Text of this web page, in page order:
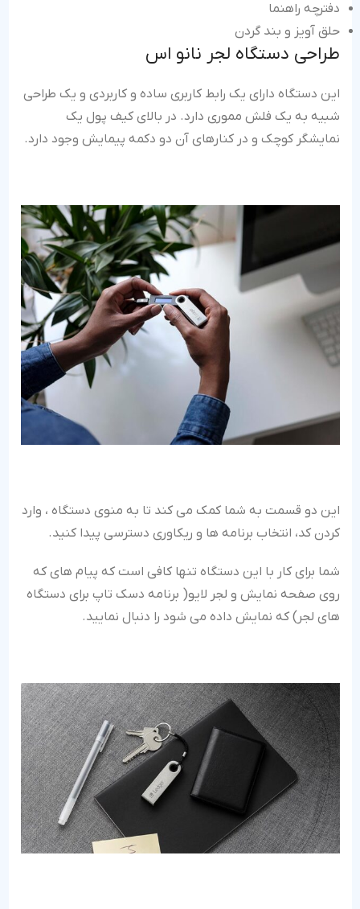
دفترچه راهنما
حلق آویز و بند گردن
طراحی دستگاه لجر نانو اس
این دستگاه دارای یک رابط کاربری ساده و کاربردی و یک طراحی
شبیه به یک فلش مموری دارد. در بالای کیف پول یک
نمایشگر کوچک و در کنارهای آن دو دکمه پیمایش وجود دارد.
این دو قسمت به شما کمک می کند تا به منوی دستگاه ، وارد
کردن کد، انتخاب برنامه ها و ریکاوری دسترسی پیدا کنید.
شما برای کار با این دستگاه تنها کافی است که پیام های که
روی صفحه نمایش و لجر لایو( برنامه دسک تاپ برای دستگاه
های لجر) که نمایش داده می شود را دنبال نمایید.